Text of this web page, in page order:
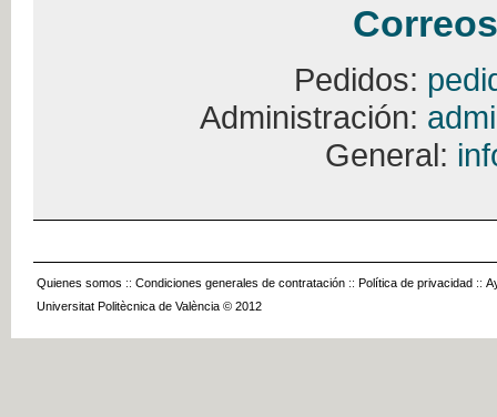
Pedidos:
Administración:
General:
Quienes somos :: Condiciones generales de contratación :: Política de privacidad ::
Universitat Politècnica de València © 2012